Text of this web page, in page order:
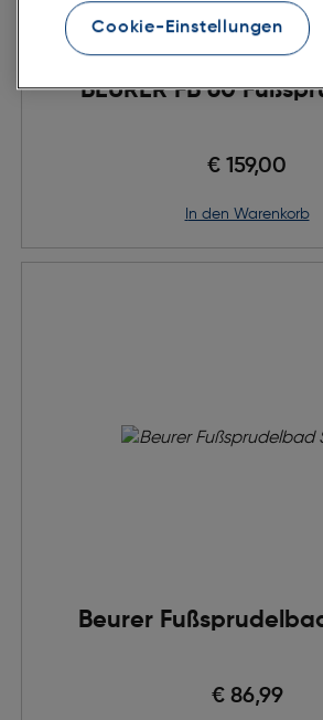
BEURER FB 60
€ 159,00
in den Warenkorb
Beurer Fußsprudelbad
€ 86,99
Cookie-Einstellungen